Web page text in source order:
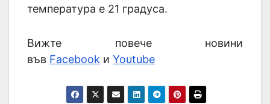
температура е 21 градуса.
Вижте повече новини
във Facebook и Youtube